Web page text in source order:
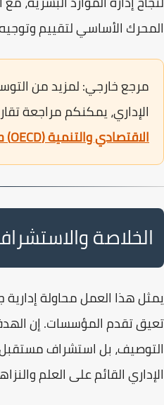
المحرك الأساسي لتقييم
مرجع خارجي:لمزيد من
الإداري، يمكنكم مراجعة
الاقتصادي والتنمية (OECD) حول الحوكمة العامة
الخلاصة
يمثل هذا العمل محاولة
تعيق تقدم المؤسسات. إن
التوصيف، بل استشراف
الإداريالقائم على العلم